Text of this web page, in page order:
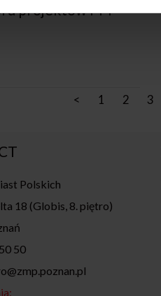
projektów PPP
< 1 2 3
Polskich
18 (Globis, 8. piętro)
50